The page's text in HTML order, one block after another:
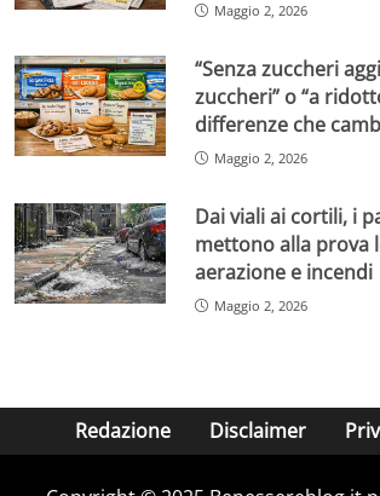
Maggio 2, 2026
“Senza zuccheri
zuccheri” o “a
differenze che
Maggio 2, 2026
Dai viali ai cortili, i
mettono alla prova
aerazione e incendi
Maggio 2, 2026
Redazione Disclaimer